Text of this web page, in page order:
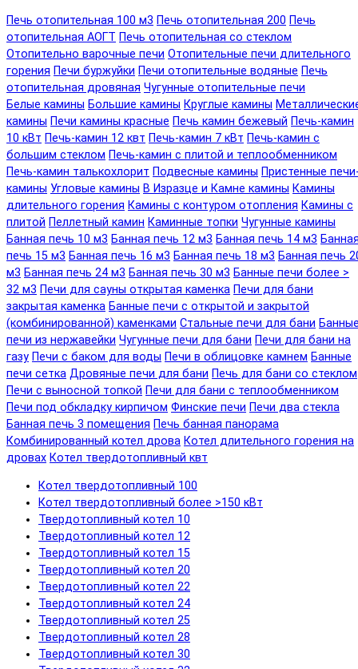
Печь отопительная 100 м3 Печь отопительная 200 Печь
отопительная АОГТ Печь отопительная со стеклом
Отопительно варочные печи Отопительные печи длительного
горения Печи буржуйки Печи отопительные водяные Печь
отопительная дровяная Чугунные отопительные печи
Белые камины Большие камины Круглые камины
камины Печи камины красные Печь камин бежевый Печь-камин
10 кВт Печь-камин 12 квт Печь-камин 7 кВт Печь-камин с
большим стеклом Печь-камин с плитой и теплообменником
Печь-камин талькохлорит Подвесные камины Пристенные
камины Угловые камины В Изразце и Камне камины Камины
длительного горения Камины с контуром отопления Камины с
плитой Пеллетный камин Каминные топки Чугунные камины
Банная печь 10 м3 Банная печь 12 м3 Банная печь 14 м3
печь 15 м3 Банная печь 16 м3 Банная печь 18 м3 Банная печь
м3 Банная печь 24 м3 Банная печь 30 м3 Банные печи более >
32 м3 Печи для сауны открытая каменка Печи для бани
закрытая каменка Банные печи с открытой и закрытой
(комбинированной) каменками Стальные печи для бани
печи из нержавейки Чугунные печи для бани Печи для бани на
газу Печи с баком для воды Печи в облицовке камнем Банные
печи сетка Дровяные печи для бани Печь для бани со стеклом
Печи с выносной топкой Печи для бани с теплообменником
Печи под обкладку кирпичом Финские печи Печи два стекла
Банная печь 3 помещения Печь банная панорама
Комбинированный котел дрова Котел длительного горения на
дровах Котел твердотопливный квт
Котел твердотопливный 100
Котел твердотопливный более >150 кВт
Твердотопливный котел 10
Твердотопливный котел 12
Твердотопливный котел 15
Твердотопливный котел 20
Твердотопливный котел 22
Твердотопливный котел 24
Твердотопливный котел 25
Твердотопливный котел 28
Твердотопливный котел 30